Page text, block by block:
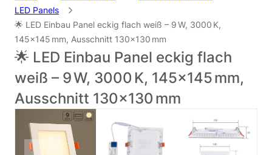
LED Panels
🌟 LED Einbau Panel eckig flach weiß – 9 W, 3000 K,
145×145 mm, Ausschnitt 130×130 mm
🌟 LED Einbau Panel eckig flach
weiß – 9 W, 3000 K, 145×145 mm,
Ausschnitt 130×130 mm